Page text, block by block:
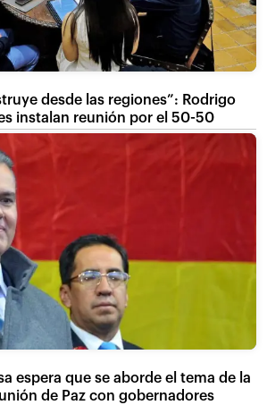
desde las regiones”: Rodrigo
instalan reunión por el 50-50
espera que se aborde el tema de la
de Paz con gobernadores